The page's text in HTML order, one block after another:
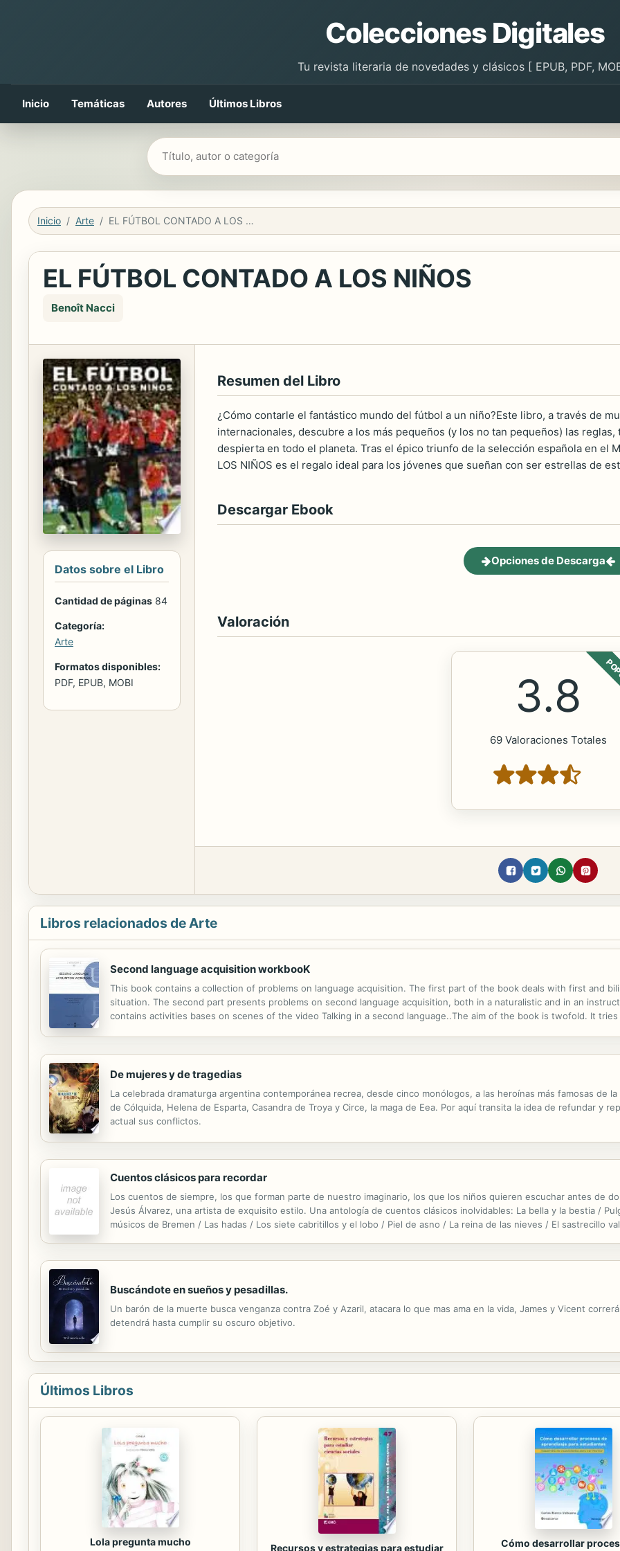
Colecciones Digitales
Tu revista literaria de novedades y clásicos [ EPUB, PDF,
Inicio Temáticas Autores Últimos Libros
Buscar libros
Inicio Arte EL FÚTBOL CONTADO A LOS NIÑOS
EL FÚTBOL CONTADO A LOS NIÑOS
Benoît Nacci
Datos sobre el Libro
Cantidad de páginas 84
Categoría:
Arte
Formatos disponibles:
PDF, EPUB, MOBI
Resumen del Libro
¿Cómo contarle el fantástico mundo del fútbol a un niño?Este libro, a través de
internacionales, descubre a los más pequeños (y los no tan pequeños) las
despierta en todo el planeta. Tras el épico triunfo de la selección española en el
LOS NIÑOS es el regalo ideal para los jóvenes que sueñan con ser estrellas de
Descargar Ebook
Opciones de Descarga
Valoración
3.8
69 Valoraciones Totales
Libros relacionados de Arte
Second language acquisition workbooK
This book contains a collection of problems on language acquisition. The first part of the book deals with first and
situation. The second part presents problems on second language acquisition, both in a naturalistic and in an
contains activities bases on scenes of the video Talking in a second language..The aim of the book is twofold. It
De mujeres y de tragedias
La celebrada dramaturga argentina contemporánea recrea, desde cinco monólogos, a las heroínas más famosas de
de Cólquida, Helena de Esparta, Casandra de Troya y Circe, la maga de Eea. Por aquí transita la idea de refundar y
actual sus conflictos.
Cuentos clásicos para recordar
Los cuentos de siempre, los que forman parte de nuestro imaginario, los que los niños quieren escuchar antes de
Jesús Álvarez, una artista de exquisito estilo. Una antología de cuentos clásicos inolvidables: La bella y la bestia /
músicos de Bremen / Las hadas / Los siete cabritillos y el lobo / Piel de asno / La reina de las nieves / El sastrecillo
Buscándote en sueños y pesadillas.
Un barón de la muerte busca venganza contra Zoé y Azaril, atacara lo que mas ama en la vida, James y Vicent
detendrá hasta cumplir su oscuro objetivo.
Últimos Libros
Lola pregunta mucho
Recursos y estrategias para estudiar
Cómo desarrollar